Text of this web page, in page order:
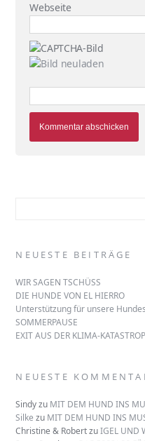
Webseite
NEUESTE BEITRÄGE
WIR SAGEN TSCHÜSS
DIE HUNDE VON EL HIERRO
Unterstützung für unsere
SOMMERPAUSE
EXIT AUS DER KLIMA-
NEUESTE
Sindyzu MIT DEM HUND INS
Silke zu MIT DEM HUND INS
Christine & RobertzuIGEL UND